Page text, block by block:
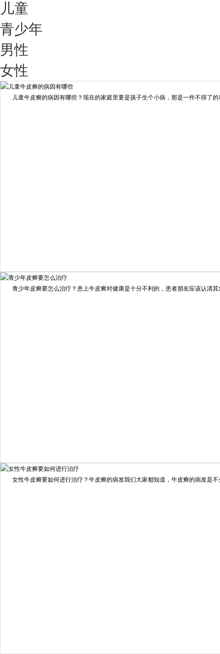
我要咨询
擅长： 王艳琼 门诊主任 专家介绍：毕业于川北医学院...
预约量
我要咨询我要预约
擅长：住院部主任 【个人简介】 肖建华，成都银康银屑病...
我要咨询 我要预约
儿童
青少年
男性
女性
儿童牛皮癣的病因有哪些？现在的家庭里要是孩子生个小病，那是一件不得了的
青少年皮癣要怎么治疗？患上牛皮癣对健康是十分不利的，患者朋友应该认清其
女性牛皮癣要如何进行治疗？牛皮癣的病发我们大家都知道，牛皮癣的病发是不